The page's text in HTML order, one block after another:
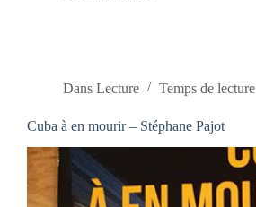
Dans Lecture Temps de lecture
Cuba à en mourir – Stéphane Pajot